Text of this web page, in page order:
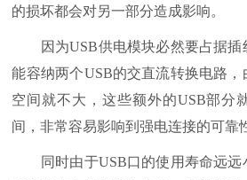
的损坏都会对另一部分造成影响。
因为USB供电模块必然要占据插
能容纳两个USB的交直流转换电路
空间就不大，这些额外的USB部分
间，非常容易影响到强电连接的可靠
同时由于USB口的使用寿命远远